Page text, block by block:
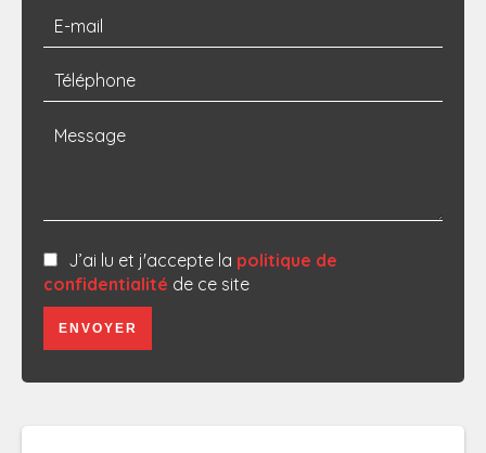
J’ai lu et j'accepte la politique de
confidentialité de ce site
ENVOYER